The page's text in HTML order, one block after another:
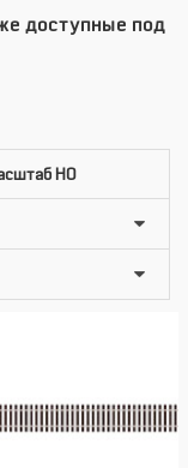
доступные под
HO